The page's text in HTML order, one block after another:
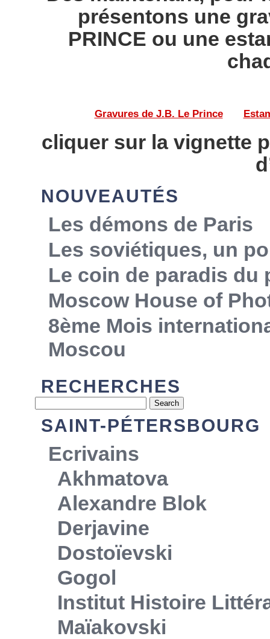
présentons une
PRINCE ou une
Gravures de J.B. Le Prince——
cliquer sur la vignette
NOUVEAUTÉS
Les démons de Paris
Les soviétiques, un
Le coin de paradis du
Moscow House of
8ème Mois
Moscou
RECHERCHES
SAINT-PÉTERSBOURG
Ecrivains
Akhmatova
Alexandre Blok
Derjavine
Dostoïevski
Gogol
Institut Histoire
Maïakovski